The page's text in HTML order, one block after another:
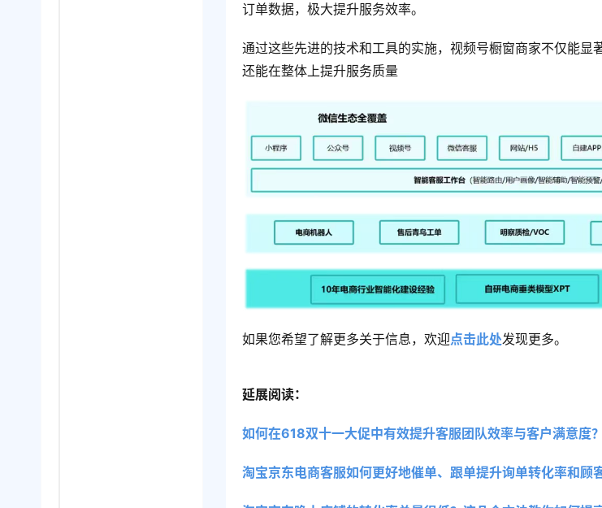
订单数据，极大提升服务效率。
通过这些先进的技术和工具的实施，视频号橱窗商家不仅能显
还能在整体上提升服务质量
如果您希望了解更多关于信息，欢迎点击此处发现更多。
延展阅读：
如何在618双十一大促中有效提升客服团队效率与客户满意度？
淘宝京东电商客服如何更好地催单、跟单提升询单转化率和顾